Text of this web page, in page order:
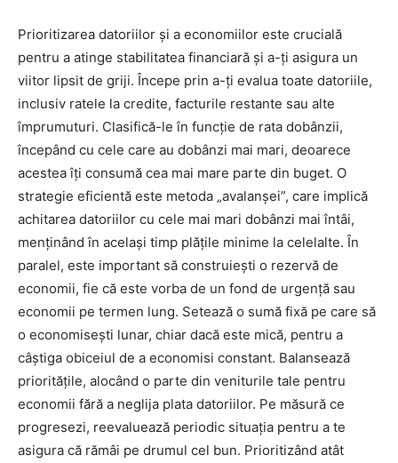
Prioritizarea datoriilor și a economiilor este crucială
pentru a atinge stabilitatea financiară și a-ți asigura un
viitor lipsit de griji. Începe prin a-ți evalua toate datoriile,
inclusiv ratele la credite, facturile restante sau alte
împrumuturi. Clasifică-le în funcție de rata dobânzii,
începând cu cele care au dobânzi mai mari, deoarece
acestea îți consumă cea mai mare parte din buget. O
strategie eficientă este metoda „avalanșei”, care implică
achitarea datoriilor cu cele mai mari dobânzi mai întâi,
menținând în același timp plățile minime la celelalte. În
paralel, este important să construiești o rezervă de
economii, fie că este vorba de un fond de urgență sau
economii pe termen lung. Setează o sumă fixă pe care să
o economisești lunar, chiar dacă este mică, pentru a
câștiga obiceiul de a economisi constant. Balansează
prioritățile, alocând o parte din veniturile tale pentru
economii fără a neglija plata datoriilor. Pe măsură ce
progresezi, reevaluează periodic situația pentru a te
asigura că rămâi pe drumul cel bun. Prioritizând atât